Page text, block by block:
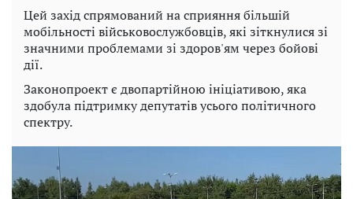
Цей захід спрямований на сприяння більшій
мобільності військовослужбовців, які зіткнулися зі
значними проблемами зі здоров'ям через бойові
дії.
Законопроект є двопартійною ініціативою, яка
здобула підтримку депутатів усього політичного
спектру.